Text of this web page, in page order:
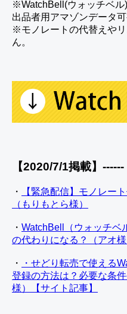
※WatchBell(ウォッチベ
出品者用アマゾンデータ可
※モノレートの代替えや
ん。
【2020/7/1掲載】------
・
【緊急配信】モノレー
（もりもとら様）
・ WatchBell（ウォッチベ
の代わりになる？（アオ様
・
・せどり転売で使える
登録の方法は？必要な条
様）【サイト記事】